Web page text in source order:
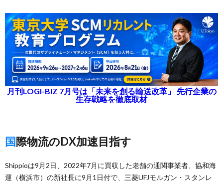
月刊LOGI-BIZ 7月号は「未来を創る輸送改革」 先行企業の
生存戦略を徹底取材
国際物流のDX加速目指す
Shippioは9月2日、2022年7月に買収した老舗の通関事業者、協和海
運（横浜市）の新社長に9月1日付で、三菱UFJモルガン・スタンレ